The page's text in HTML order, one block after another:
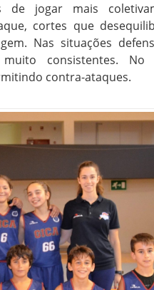
de jogar mais
cortes que
Nas situações
consistentes. No
contra-ataques.